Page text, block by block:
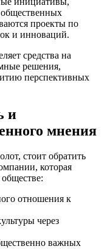
проекты по
и инноваций.
средства на
решения,
перспективных
и
мнения
стоит обратить
которая
отношения к
через
важных